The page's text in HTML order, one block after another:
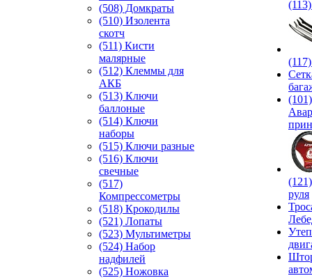
(508) Домкраты
(510) Изолента
скотч
(511) Кисти
малярные
(512) Клеммы для
АКБ
(513) Ключи
баллоные
(514) Ключи
наборы
(515) Ключи разные
(516) Ключи
свечные
(517)
Компрессометры
(518) Крокодилы
(521) Лопаты
(523) Мультиметры
(524) Набор
надфилей
(525) Ножовка
(101)
руля